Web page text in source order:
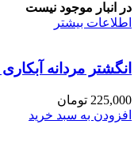
در انبار موجود نیست
اطلاعات بیشتر
انگشتر مردانه
225,000 تومان
افزودن به سبد خرید